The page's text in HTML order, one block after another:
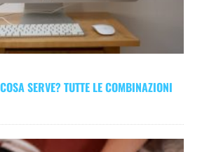
SERVE? TUTTE LE COMBINAZIONI